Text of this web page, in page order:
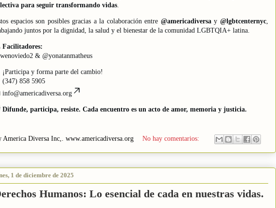
para seguir transformando vidas.
espacios son posibles gracias a la colaboración entre @americadiversay @lgbtcenternyc,
juntos por la dignidad, la salud y el bienestar de la comunidad LGBTQIA+ latina.
Facilitadores:
& @yonatanmatheus
¡Participa y forma parte del cambio!
(347) 858 5905
info@americadiversa.org
Difunde, participa, resiste. Cada encuentro es un acto de amor, memoria y justicia.
America Diversa Inc,. www.americadiversa.org No hay comentarios:
1 de diciembre de 2025
Humanos: Lo esencial de cada en nuestras vidas.